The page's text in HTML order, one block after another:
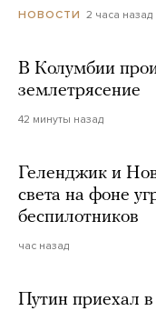
НОВОСТИ 2 часа назад
В Колумбии
землетрясение
42 минуты назад
Геленджик и
света на фоне
беспилотников
час назад
Путин приехал